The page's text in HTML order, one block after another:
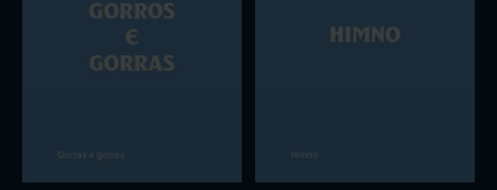
Gorras e gorros Himno